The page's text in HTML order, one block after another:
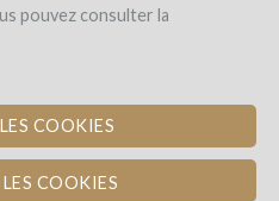
pouvez consulter la
COOKIES
COOKIES
on
PLATFORM
IN WINE